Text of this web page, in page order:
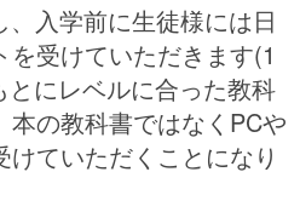
入学前に生徒様には日
受けていただきます(1
にレベルに合った教科
の教科書ではなくPCや
ていただくことになり